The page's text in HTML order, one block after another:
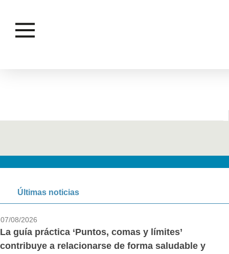
Últimas noticias
07/08/2026
La guía práctica ‘Puntos, comas y límites’
contribuye a relacionarse de forma saludable y